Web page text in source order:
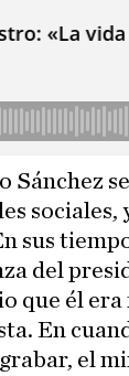
Sánchez
sociales,
sus
del
que él
En
el